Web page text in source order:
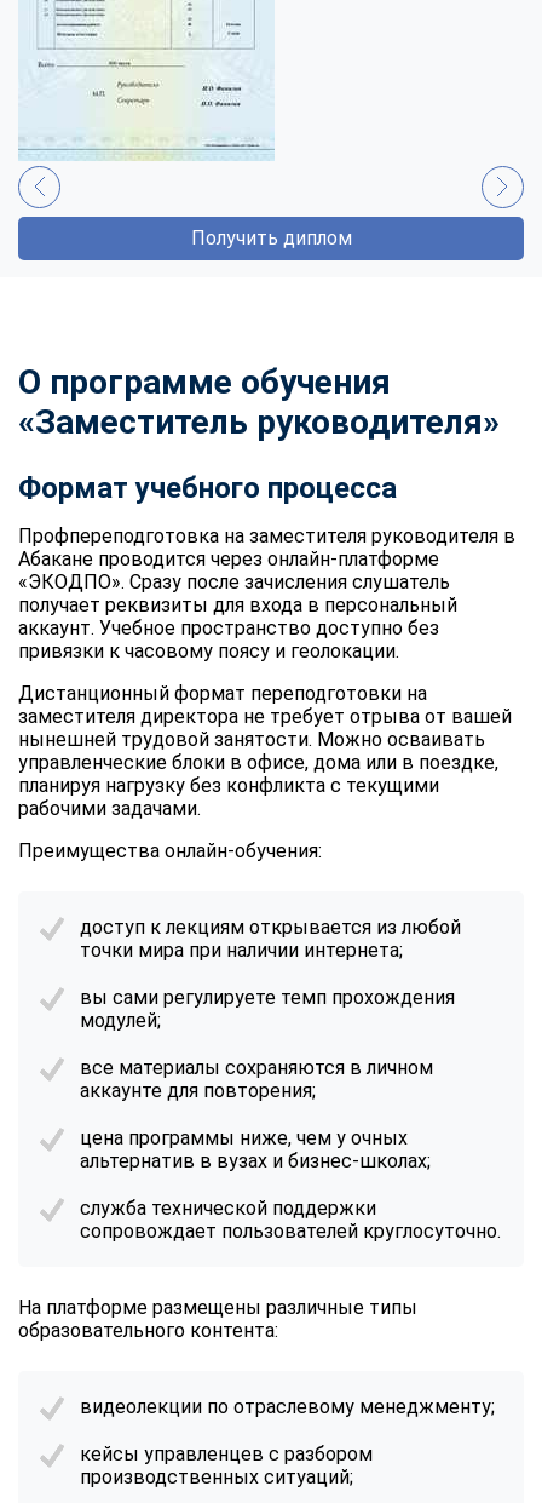
Получить диплом
О программе обучения
«Заместитель руководителя»
Формат учебного процесса
Профпереподготовка на заместителя руководителя в
Абакане проводится через онлайн-платформе
«ЭКОДПО». Сразу после зачисления слушатель
получает реквизиты для входа в персональный
аккаунт. Учебное пространство доступно без
привязки к часовому поясу и геолокации.
Дистанционный формат переподготовки на
заместителя директора не требует отрыва от вашей
нынешней трудовой занятости. Можно осваивать
управленческие блоки в офисе, дома или в поездке,
планируя нагрузку без конфликта с текущими
рабочими задачами.
Преимущества онлайн-обучения:
доступ к лекциям открывается из любой
точки мира при наличии интернета;
вы сами регулируете темп прохождения
модулей;
все материалы сохраняются в личном
аккаунте для повторения;
цена программы ниже, чем у очных
альтернатив в вузах и бизнес-школах;
служба технической поддержки
сопровождает пользователей круглосуточно.
На платформе размещены различные типы
образовательного контента:
видеолекции по отраслевому менеджменту;
кейсы управленцев с разбором
производственных ситуаций;